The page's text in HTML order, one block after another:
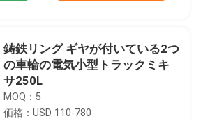
鋳鉄リング ギヤが付いている2つ
の車輪の電気小型トラックミキ
サ250L
MOQ：5
価格：USD 110-780